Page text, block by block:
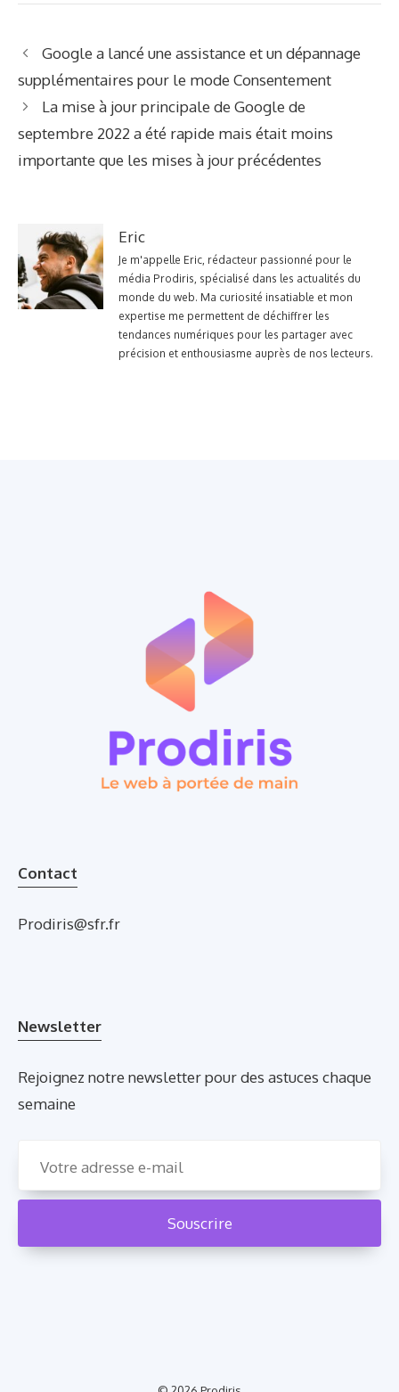
Google a lancé une assistance et un dépannage
supplémentaires pour le mode Consentement
La mise à jour principale de Google de
septembre 2022 a été rapide mais était moins
importante que les mises à jour précédentes
Eric
Je m'appelle Eric, rédacteur passionné pour le
média Prodiris, spécialisé dans les actualités du
monde du web. Ma curiosité insatiable et mon
expertise me permettent de déchiffrer les
tendances numériques pour les partager avec
précision et enthousiasme auprès de nos lecteurs.
Contact
Prodiris@sfr.fr
Newsletter
Rejoignez notre newsletter pour des astuces chaque
semaine